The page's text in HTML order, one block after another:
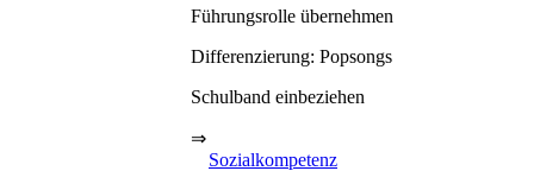
Führungsrolle übernehmen
Differenzierung: Popsongs
Schulband einbeziehen
⇒
Sozialkompetenz